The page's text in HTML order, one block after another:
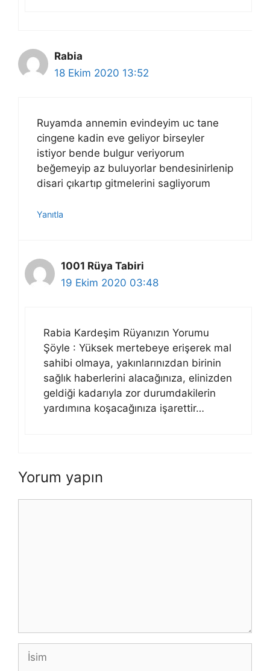
Rabia
18 Ekim 2020 13:52
Ruyamda annemin evindeyim uc tane
cingene kadin eve geliyor birseyler
istiyor bende bulgur veriyorum
beğemeyip az buluyorlar bendesinirlenip
disari çıkartıp gitmelerini sagliyorum
Yanıtla
1001 Rüya Tabiri
19 Ekim 2020 03:48
Rabia Kardeşim Rüyanızın Yorumu
Şöyle : Yüksek mertebeye erişerek mal
sahibi olmaya, yakınlarınızdan birinin
sağlık haberlerini alacağınıza, elinizden
geldiği kadarıyla zor durumdakilerin
yardımına koşacağınıza işarettir…
Yorum yapın
İsim